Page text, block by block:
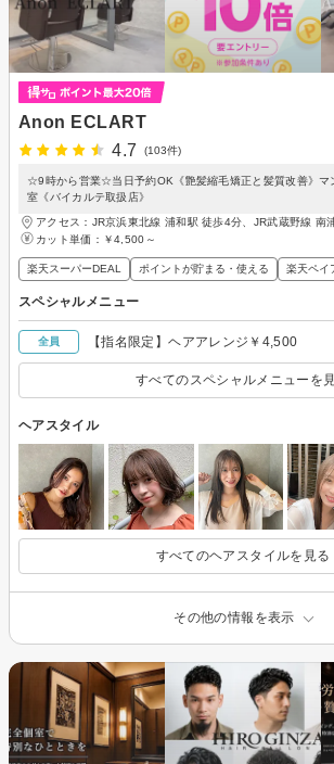
Anon ECLART
4.7
(103件)
☆9時から営業☆当日予約OK《艶髪縮毛矯正と髪質改善》マ
室《バイカルテ取扱店》
アクセス：JR京浜東北線 浦和駅 徒歩4分、JR武蔵野線 南
カット単価： ￥4,500～
楽天スーパーDEAL ポイントが貯まる・使える 楽天ペイ
スペシャルメニュー
全員 【指名限定】ヘアアレンジ￥4,500
すべてのスペシャルメニューを
ヘアスタイル
すべてのヘアスタイルを見る
その他の情報を表示